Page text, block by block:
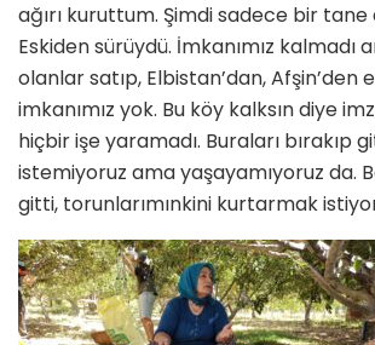
ağırı kuruttum. Şimdi sadece bir
Eskiden sürüydü. İmkanımız kalmadı
olanlar satıp, Elbistan’dan, Afşin’den
imkanımız yok. Bu köy kalksın diye
hiçbir işe yaramadı. Buraları bırakıp
istemiyoruz ama yaşayamıyoruz da.
gitti, torunlarımınkini kurtarmak